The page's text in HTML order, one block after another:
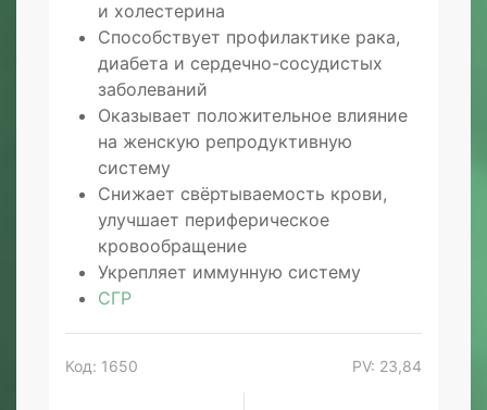
и холестерина
Способствует профилактике рака,
диабета и сердечно-сосудистых
заболеваний
Оказывает положительное влияние
на женскую репродуктивную
систему
Снижает свёртываемость крови,
улучшает периферическое
кровообращение
Укрепляет иммунную систему
СГР
Код: 1650 PV: 23,84